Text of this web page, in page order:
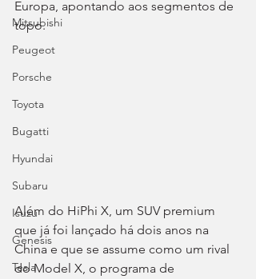
Mitsubishi
Peugeot
Porsche
Toyota
Bugatti
Hyundai
Subaru
Isuzu
Genesis
Tesla
Europa, apontando aos segmentos de
topo.
Além do HiPhi X, um SUV premium
que já foi lançado há dois anos na
China e que se assume como um rival
do Model X, o programa de